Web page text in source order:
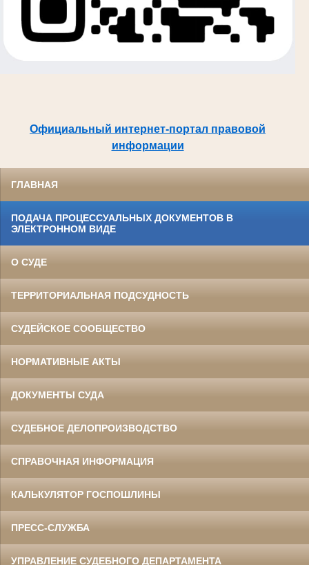
Официальный интернет-портал правовой
информации
ГЛАВНАЯ
ПОДАЧА ПРОЦЕССУАЛЬНЫХ ДОКУМЕНТОВ В
ЭЛЕКТРОННОМ ВИДЕ
О СУДЕ
ТЕРРИТОРИАЛЬНАЯ ПОДСУДНОСТЬ
СУДЕЙСКОЕ СООБЩЕСТВО
НОРМАТИВНЫЕ АКТЫ
ДОКУМЕНТЫ СУДА
СУДЕБНОЕ ДЕЛОПРОИЗВОДСТВО
СПРАВОЧНАЯ ИНФОРМАЦИЯ
КАЛЬКУЛЯТОР ГОСПОШЛИНЫ
ПРЕСС-СЛУЖБА
УПРАВЛЕНИЕ СУДЕБНОГО ДЕПАРТАМЕНТА